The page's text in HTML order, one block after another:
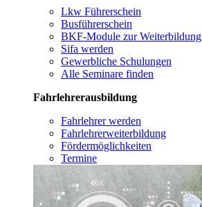
Lkw Führerschein
Busführerschein
BKF-Module zur Weiterbildung
Sifa werden
Gewerbliche Schulungen
Alle Seminare finden
Fahrlehrerausbildung
Fahrlehrer werden
Fahrlehrerweiterbildung
Fördermöglichkeiten
Termine